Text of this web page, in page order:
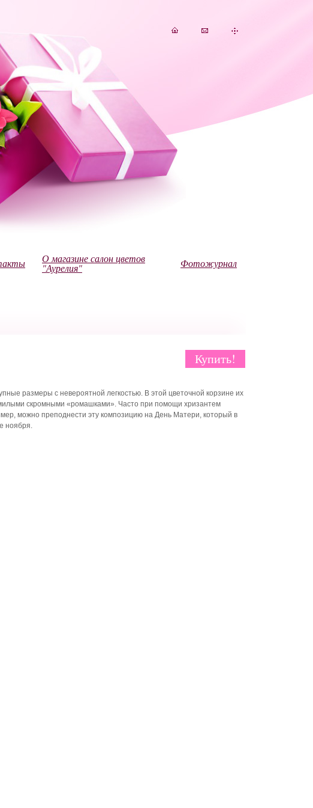
О магазине салон цветов
"Аурелия" Фотожурнал
Купить!
размеры с невероятной легкостью. В этой цветочной корзине их
скромными «ромашками». Часто при помощи хризантем
можно преподнести эту композицию на День Матери, который в
ноября.